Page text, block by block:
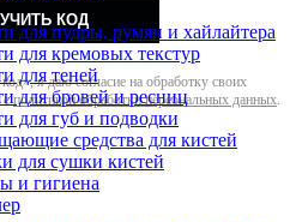
для пудры, румян и хайлайтера
для кремовых текстур
для теней
для бровей и ресниц
для губ и подводки
средства для кистей
для сушки кистей
и гигиена
КОД
я даю согласие на обработку своих
сполитикой обработки персональных данных.